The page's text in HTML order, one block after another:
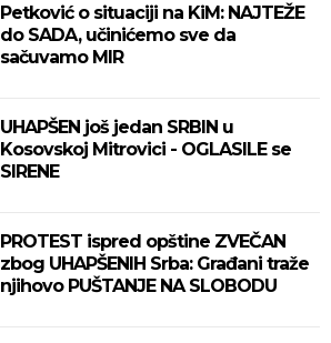
Petković o situaciji na KiM: NAJTEŽE
do SADA, učinićemo sve da
sačuvamo MIR
UHAPŠEN još jedan SRBIN u
Kosovskoj Mitrovici - OGLASILE se
SIRENE
PROTEST ispred opštine ZVEČAN
zbog UHAPŠENIH Srba: Građani traže
njihovo PUŠTANJE NA SLOBODU